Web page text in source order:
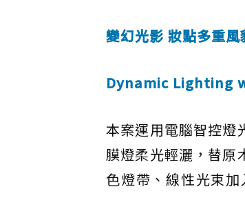
變幻光影 妝點多重風
Dynamic Lighting
本案運用電腦智控燈
膜燈柔光輕灑，替原
色燈帶、線性光束